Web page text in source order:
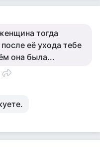
тогда
её ухода тебе
она была...